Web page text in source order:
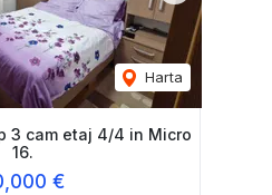
Harta
3 cam etaj 4/4 in Micro
16.
€